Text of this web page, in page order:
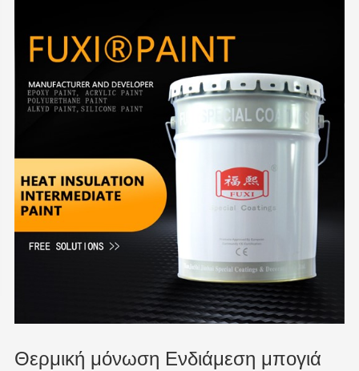
Θερμική μόνωση Ενδιάμεση μπογιά